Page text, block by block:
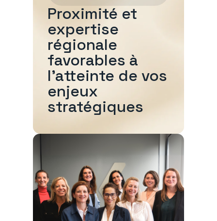
Proximité et
expertise
régionale
favorables à
l'atteinte de vos
enjeux
stratégiques